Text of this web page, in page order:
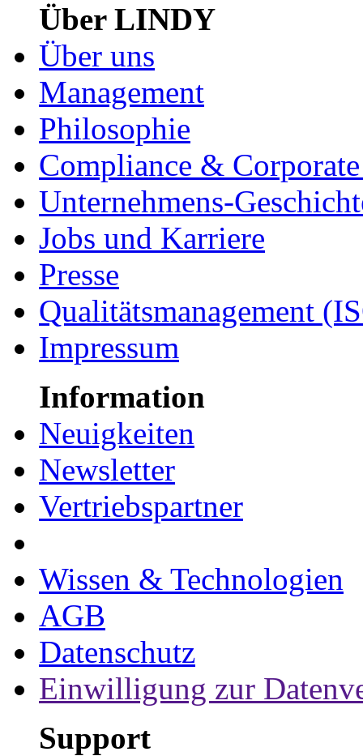
Über LINDY
Über uns
Management
Philosophie
Compliance &
Unternehmens-
Jobs und Karriere
Presse
Qualitätsmanagement
Impressum
Information
Neuigkeiten
Newsletter
Vertriebspartner
Wissen & Technologien
AGB
Datenschutz
Einwilligung zur
Support